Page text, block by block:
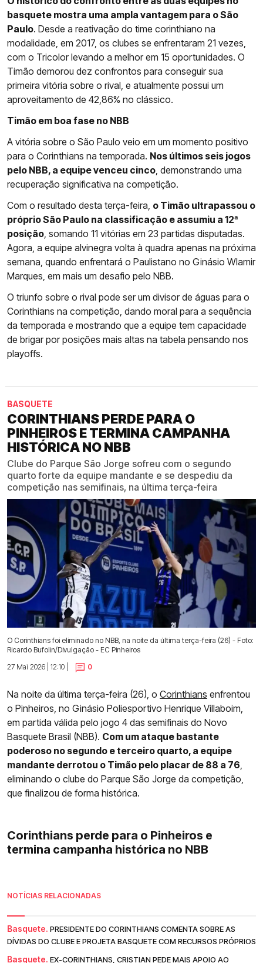
basquete mostra uma ampla vantagem para o São
Paulo. Desde a reativação do time corinthiano na
modalidade, em 2017, os clubes se enfrentaram 21 vezes,
com o Tricolor levando a melhor em 15 oportunidades. O
Timão demorou dez confrontos para conseguir sua
primeira vitória sobre o rival, e atualmente possui um
aproveitamento de 42,86% no clássico.
Timão em boa fase no NBB
A vitória sobre o São Paulo veio em um momento positivo
para o Corinthians na temporada. Nos últimos seis jogos
pelo NBB, a equipe venceu cinco, demonstrando uma
recuperação significativa na competição.
Com o resultado desta terça-feira, o Timão ultrapassou o
próprio São Paulo na classificação e assumiu a 12ª
posição, somando 11 vitórias em 23 partidas disputadas.
Agora, a equipe alvinegra volta à quadra apenas na próxima
semana, quando enfrentará o Paulistano no Ginásio Wlamir
Marques, em mais um desafio pelo NBB.
O triunfo sobre o rival pode ser um divisor de águas para o
Corinthians na competição, dando moral para a sequência
da temporada e mostrando que a equipe tem capacidade
de brigar por posições mais altas na tabela pensando nos
playoffs.
BASQUETE
CORINTHIANS PERDE PARA O
PINHEIROS E TERMINA CAMPANHA
HISTÓRICA NO NBB
Clube do Parque São Jorge sofreu com o segundo
quarto forte da equipe mandante e se despediu da
competição nas semifinais, na última terça-feira
O Corinthians foi eliminado no NBB, na noite da última terça-feira (26) - Foto:
Ricardo Bufolin/Divulgação - EC Pinheiros
27 Mai 2026 | 12:10 |
0
Na noite da última terça-feira (26), o Corinthians enfrentou
o Pinheiros, no Ginásio Poliesportivo Henrique Villaboim,
em partida válida pelo jogo 4 das semifinais do Novo
Basquete Brasil (NBB). Com um ataque bastante
poderoso no segundo e terceiro quarto, a equipe
mandante derrotou o Timão pelo placar de 88 a 76
eliminando o clube do Parque São Jorge da competição,
que finalizou de forma histórica.
Corinthians perde para o Pinheiros e
termina campanha histórica no NBB
NOTÍCIAS RELACIONADAS
Basquete. PRESIDENTE DO CORINTHIANS COMENTA SOBRE AS
DÍVIDAS DO CLUBE E PROJETA BASQUETE COM RECURSOS PRÓPRIOS
Basquete. EX-CORINTHIANS, CRISTIAN PEDE MAIS APOIO AO